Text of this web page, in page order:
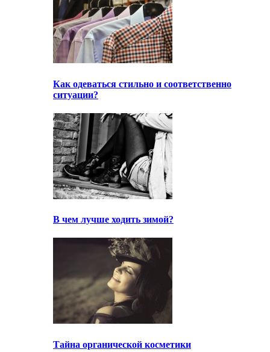
Как одеваться стильно и соответственно
ситуации?
В чем лучше ходить зимой?
Тайна органической косметики